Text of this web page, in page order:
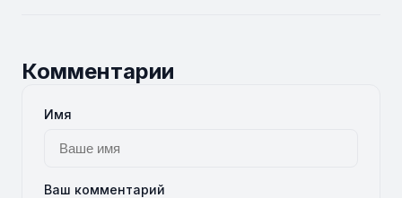
Комментарии
Имя
Ваш комментарий